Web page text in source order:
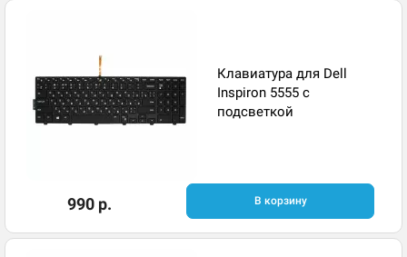
Клавиатура для Dell
Inspiron 5555 с
подсветкой
990 р. В корзину